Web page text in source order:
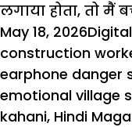
लगाया होता, तो मैं
Posted
on
May 18, 2026Author
construction
earphone danger
emotional village
kahani, Hindi